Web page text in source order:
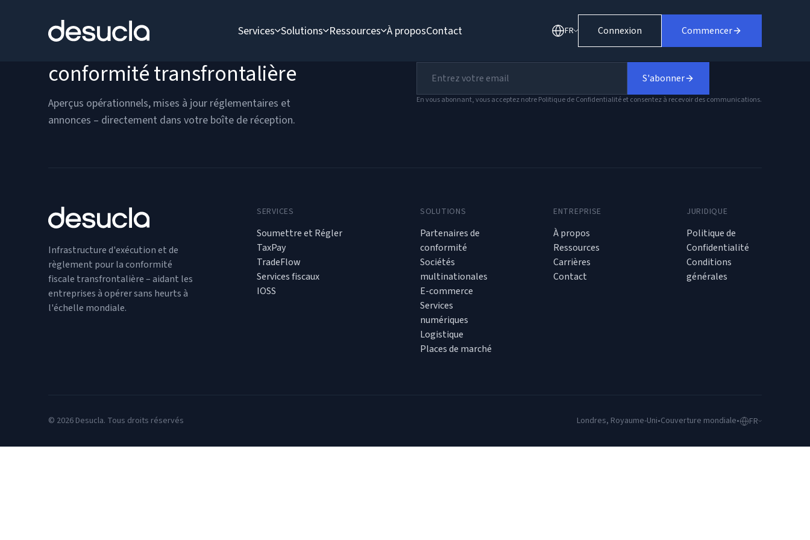
Services Solutions Ressources À proposContact FR Connexion Commencer
Restez en avance sur la
conformité transfrontalière
Aperçus opérationnels, mises à jour réglementaires et
annonces – directement dans votre boîte de réception.
S'abonner
En vous abonnant, vous acceptez notre Politique de Confidentialité et consentez à recevoir des communications.
Infrastructure d'exécution et de
règlement pour la conformité
fiscale transfrontalière – aidant les
entreprises à opérer sans heurts à
l'échelle mondiale.
SERVICES
Soumettre et Régler
TaxPay
TradeFlow
Services fiscaux
IOSS
SOLUTIONS
Partenaires de
conformité
Sociétés
multinationales
E-commerce
Services
numériques
Logistique
Places de marché
ENTREPRISE
À propos
Ressources
Carrières
Contact
JURIDIQUE
Politique de
Confidentialité
Conditions
générales
© 2026 Desucla. Tous droits réservés Londres, Royaume-Uni•Couverture mondiale• FR